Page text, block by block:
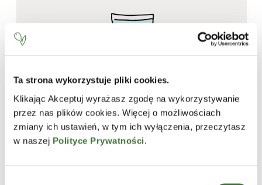
Ta strona wykorzystuje pliki cookies.
Klikając Akceptuj wyrażasz zgodę na wykorzystywanie
przez nas plików cookies. Więcej o możliwościach
zmiany ich ustawień, w tym ich wyłączenia, przeczytasz
w naszej Polityce Prywatności.